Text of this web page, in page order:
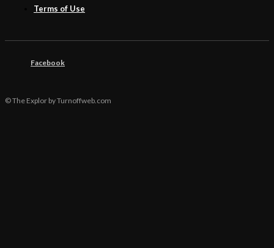
Terms of Use
Facebook
© The Explor by Turnoffweb.com